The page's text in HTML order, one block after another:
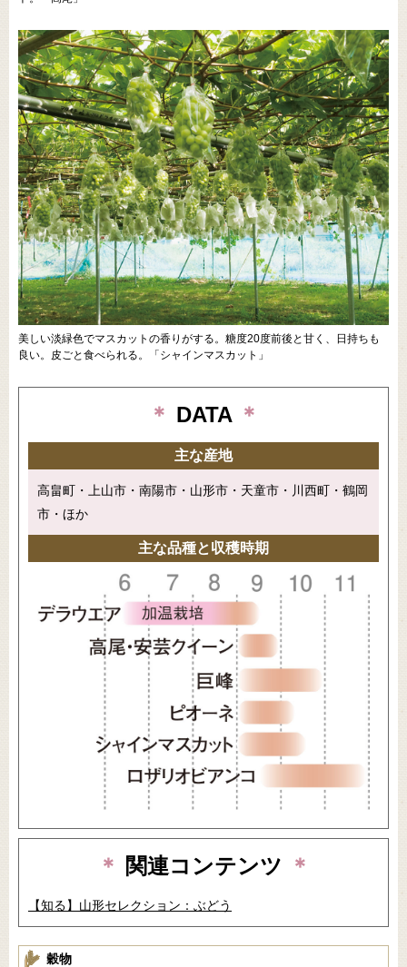
美しい淡緑色でマスカットの香りがする。糖度20度前後と甘く、日持ちも
良い。皮ごと食べられる。「シャインマスカット」
＊ DATA ＊
主な産地
高畠町・上山市・南陽市・山形市・天童市・川西町・鶴岡
市・ほか
主な品種と収穫時期
＊ 関連コンテンツ ＊
【知る】山形セレクション：ぶどう
穀物